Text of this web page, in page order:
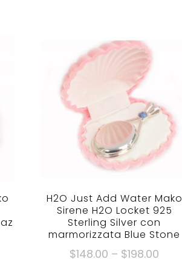
H2O Just Add Water Mako
Sirene H2O Locket 925
Sterling Silver con
marmorizzata Blue Stone
$148.00 – $198.00